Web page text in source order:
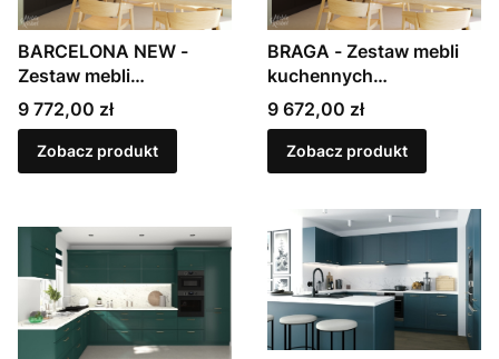
BARCELONA NEW -
Zestaw mebli
kuchennych
modułowych,
laminowanych
Cena
9 772,00 zł
Zobacz produkt
BRAGA - Zestaw mebli
kuchennych
modułowych,
laminowanych
Cena
9 672,00 zł
Zobacz produkt